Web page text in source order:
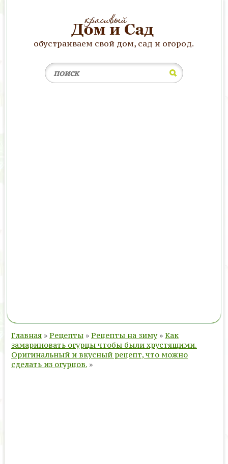
обустраиваем свой дом, сад и огород.
Главная » Рецепты » Рецепты на зиму » Как
замариновать огурцы чтобы были хрустящими.
Оригинальный и вкусный рецепт, что можно
сделать из огурцов. »